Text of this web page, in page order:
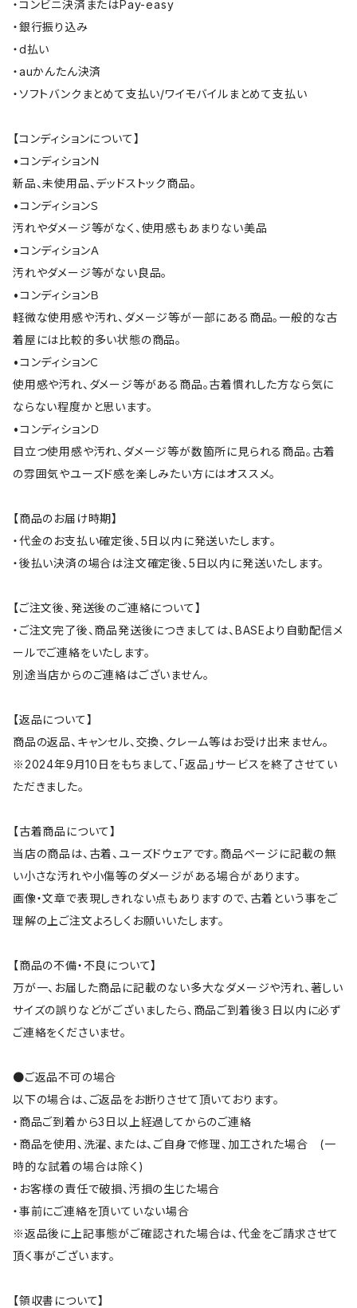
・コンビニ決済またはPay-easy
・銀行振り込み
・d払い
・auかんたん決済
・ソフトバンクまとめて支払い/ワイモバイルまとめて支払い
【コンディションについて】
•コンディションＮ
新品、未使用品、デッドストック商品。
•コンディションＳ
汚れやダメージ等がなく、使用感もあまりない美品
•コンディションＡ
汚れやダメージ等がない良品。
•コンディションＢ
軽微な使用感や汚れ、ダメージ等が一部にある商品。一般的な古
着屋には比較的多い状態の商品。
•コンディションＣ
使用感や汚れ、ダメージ等がある商品。古着慣れした方なら気に
ならない程度かと思います。
•コンディションＤ
目立つ使用感や汚れ、ダメージ等が数箇所に見られる商品。古着
の雰囲気やユーズド感を楽しみたい方にはオススメ。
【商品のお届け時期】
・代金のお支払い確定後、5日以内に発送いたします。
・後払い決済の場合は注文確定後、5日以内に発送いたします。
【ご注文後、発送後のご連絡について】
・ご注文完了後、商品発送後につきましては、BASEより自動配信メ
ールでご連絡をいたします。
別途当店からのご連絡はございません。
【返品について】
商品の返品、キャンセル、交換、クレーム等はお受け出来ません。
※2024年9月10日をもちまして、「返品」サービスを終了させてい
ただきました。
【古着商品について】
当店の商品は、古着、ユーズドウェアです。商品ページに記載の無
い小さな汚れや小傷等のダメージがある場合があります。
画像・文章で表現しきれない点もありますので、古着という事をご
理解の上ご注文よろしくお願いいたします。
【商品の不備・不良について】
万が一、お届した商品に記載のない多大なダメージや汚れ、著しい
サイズの誤りなどがございましたら、商品ご到着後３日以内に必ず
ご連絡をくださいませ。
●ご返品不可の場合
以下の場合は、ご返品をお断りさせて頂いております。
・商品ご到着から3日以上経過してからのご連絡
・商品を使用、洗濯、または、ご自身で修理、加工された場合 (一
時的な試着の場合は除く)
・お客様の責任で破損、汚損の生じた場合
・事前にご連絡を頂いていない場合
※返品後に上記事態がご確認された場合は、代金をご請求させて
頂く事がございます。
【領収書について】